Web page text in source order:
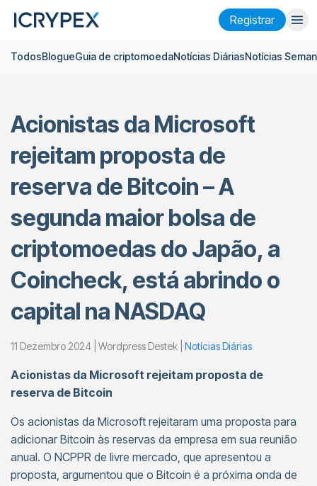
Registrar
Entrar Registrar
Empresa
Pesquisar
Ajuda
Futuros x50
Português
Tema
TodosBlogueGuia de criptomoedaNotícias DiáriasNotícias
Acionistas da Microsoft
rejeitam proposta de
reserva de Bitcoin – A
segunda maior bolsa de
criptomoedas do Japão, a
Coincheck, está abrindo o
capital na NASDAQ
11 Dezembro 2024 | Wordpress Destek | Notícias Diárias
Acionistas da Microsoft rejeitam proposta de
reserva de Bitcoin
Os acionistas da Microsoft rejeitaram uma proposta para
adicionar Bitcoin às reservas da empresa em sua reunião
anual. O NCPPR de livre mercado, que apresentou a
proposta, argumentou que o Bitcoin é a próxima onda de